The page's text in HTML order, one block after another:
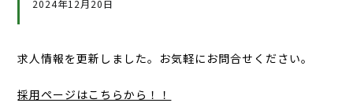
2024年12月20日
求人情報を更新しました。お気軽にお問合せください。
採用ページはこちらから！！